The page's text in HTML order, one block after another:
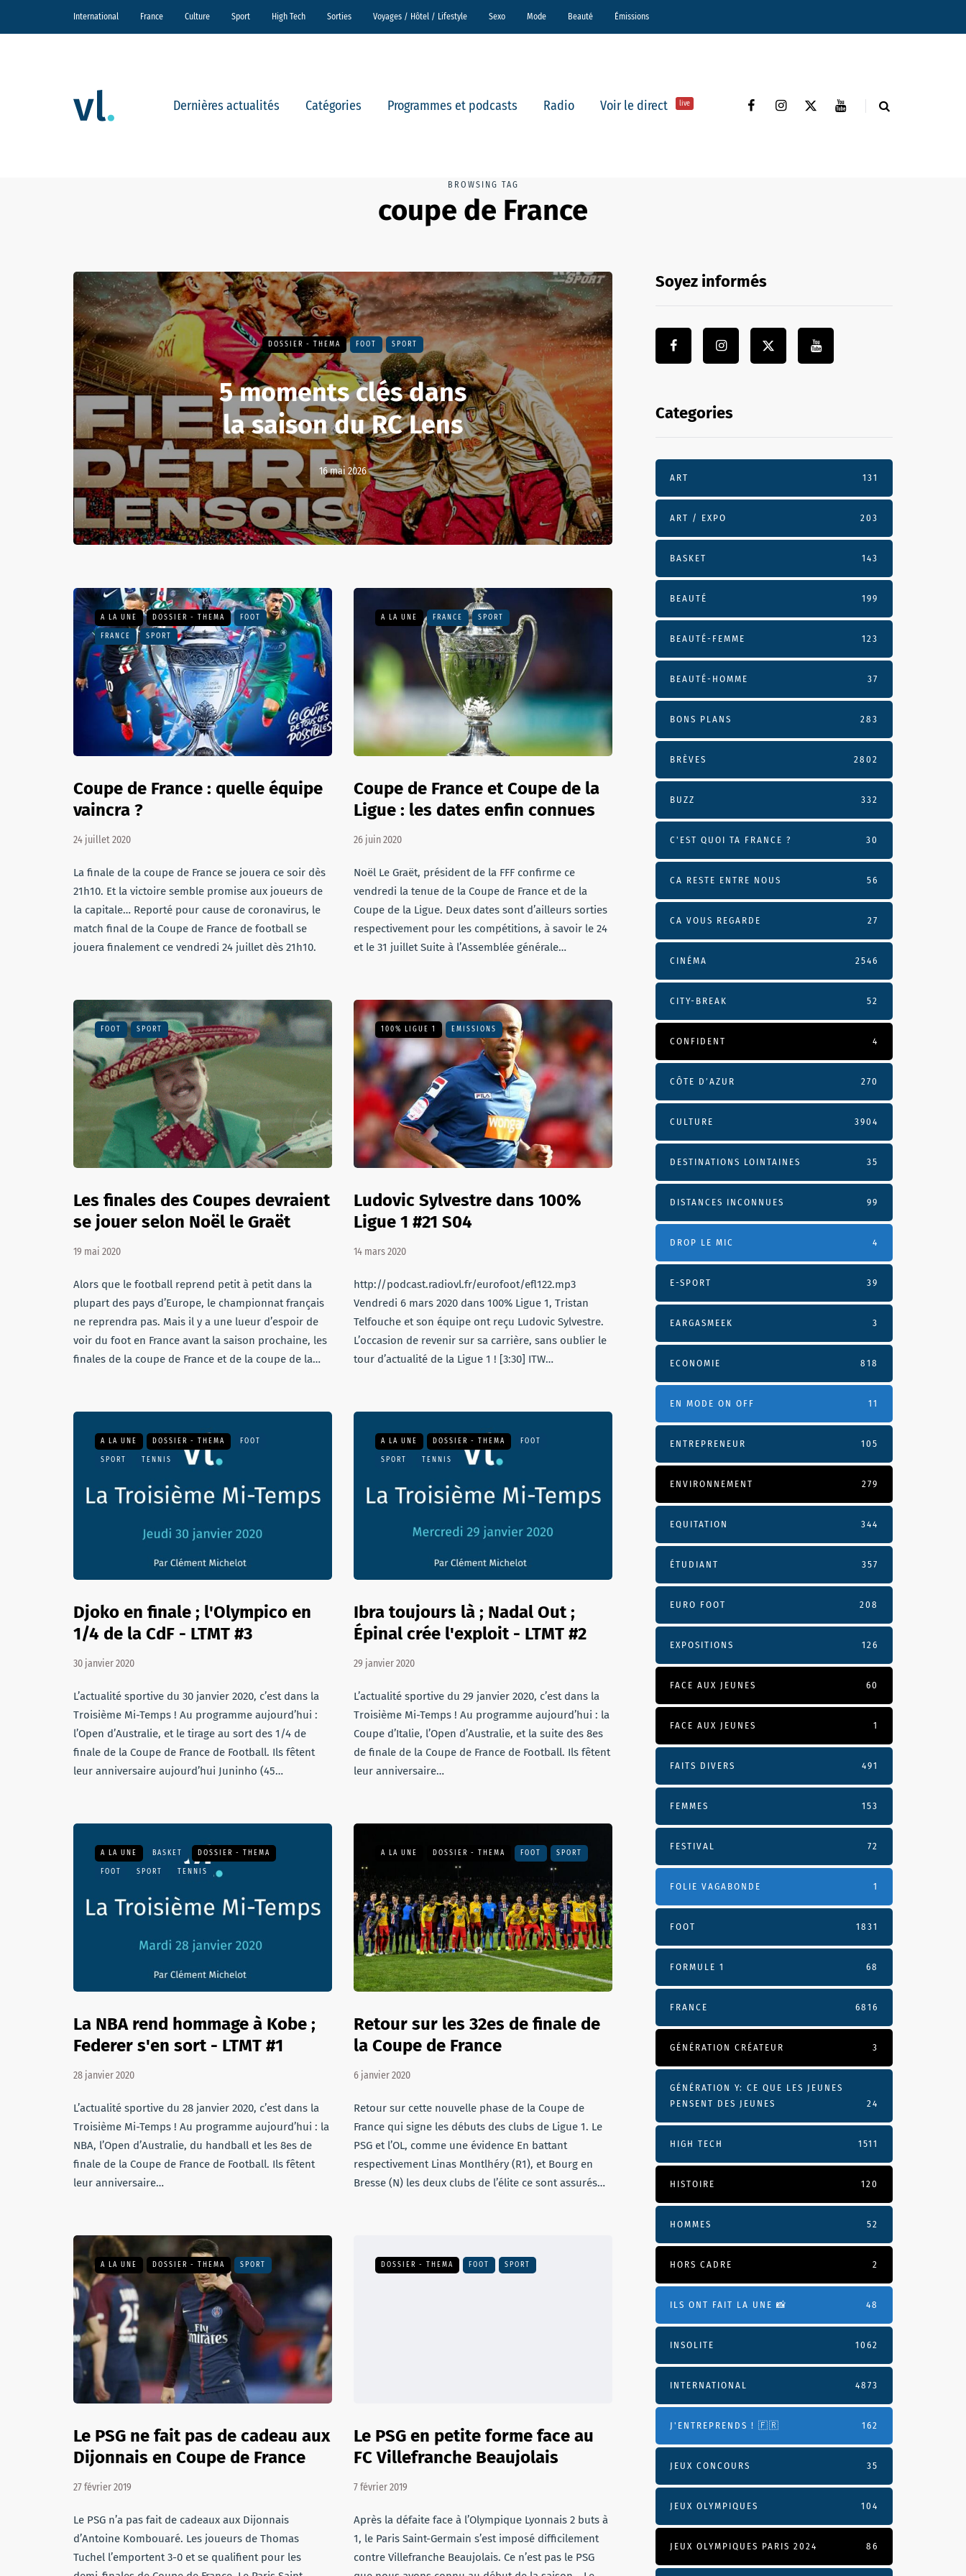
International France Culture Sport High Tech Sorties Voyages / Hôtel / Lifestyle Sexo Mode Beauté Émissions
Dernières actualités Catégories Programmes et podcasts Radio Voir le direct live
BROWSING TAG
coupe de France
DOSSIER - THEMA FOOT SPORT
5 moments clés dans
la saison du RC Lens
16 mai 2026
A LA UNE DOSSIER - THEMA FOOT
FRANCE SPORT
Coupe de France : quelle équipe
vaincra ?
24 juillet 2020
La finale de la coupe de France se jouera ce soir dès
21h10. Et la victoire semble promise aux joueurs de
la capitale… Reporté pour cause de coronavirus, le
match final de la Coupe de France de football se
jouera finalement ce vendredi 24 juillet dès 21h10.
A LA UNE FRANCE SPORT
Coupe de France et Coupe de la
Ligue : les dates enfin connues
26 juin 2020
Noël Le Graët, président de la FFF confirme ce
vendredi la tenue de la Coupe de France et de la
Coupe de la Ligue. Deux dates sont d’ailleurs sorties
respectivement pour les compétitions, à savoir le 24
et le 31 juillet Suite à l’Assemblée générale…
FOOT SPORT
Les finales des Coupes devraient
se jouer selon Noël le Graët
19 mai 2020
Alors que le football reprend petit à petit dans la
plupart des pays d’Europe, le championnat français
ne reprendra pas. Mais il y a une lueur d’espoir de
voir du foot en France avant la saison prochaine, les
finales de la coupe de France et de la coupe de la…
100% LIGUE 1 EMISSIONS
Ludovic Sylvestre dans 100%
Ligue 1 #21 S04
14 mars 2020
http://podcast.radiovl.fr/eurofoot/efl122.mp3
Vendredi 6 mars 2020 dans 100% Ligue 1, Tristan
Telfouche et son équipe ont reçu Ludovic Sylvestre.
L’occasion de revenir sur sa carrière, sans oublier le
tour d’actualité de la Ligue 1 ! [3:30] ITW…
A LA UNE DOSSIER - THEMA FOOT
SPORT TENNIS
Djoko en finale ; l'Olympico en
1/4 de la CdF - LTMT #3
30 janvier 2020
L’actualité sportive du 30 janvier 2020, c’est dans la
Troisième Mi-Temps ! Au programme aujourd’hui :
l’Open d’Australie, et le tirage au sort des 1/4 de
finale de la Coupe de France de Football. Ils fêtent
leur anniversaire aujourd’hui Juninho (45…
A LA UNE DOSSIER - THEMA FOOT
SPORT TENNIS
Ibra toujours là ; Nadal Out ;
Épinal crée l'exploit - LTMT #2
29 janvier 2020
L’actualité sportive du 29 janvier 2020, c’est dans la
Troisième Mi-Temps ! Au programme aujourd’hui : la
Coupe d’Italie, l’Open d’Australie, et la suite des 8es
de finale de la Coupe de France de Football. Ils fêtent
leur anniversaire…
A LA UNE BASKET DOSSIER - THEMA
FOOT SPORT TENNIS
La NBA rend hommage à Kobe ;
Federer s'en sort - LTMT #1
28 janvier 2020
L’actualité sportive du 28 janvier 2020, c’est dans la
Troisième Mi-Temps ! Au programme aujourd’hui : la
NBA, l’Open d’Australie, du handball et les 8es de
finale de la Coupe de France de Football. Ils fêtent
leur anniversaire…
A LA UNE DOSSIER - THEMA FOOT SPORT
Retour sur les 32es de finale de
la Coupe de France
6 janvier 2020
Retour sur cette nouvelle phase de la Coupe de
France qui signe les débuts des clubs de Ligue 1. Le
PSG et l’OL, comme une évidence En battant
respectivement Linas Montlhéry (R1), et Bourg en
Bresse (N) les deux clubs de l’élite ce sont assurés…
A LA UNE DOSSIER - THEMA SPORT
Le PSG ne fait pas de cadeau aux
Dijonnais en Coupe de France
27 février 2019
Le PSG n’a pas fait de cadeaux aux Dijonnais
d’Antoine Kombouaré. Les joueurs de Thomas
Tuchel l’emportent 3-0 et se qualifient pour les
DOSSIER - THEMA FOOT SPORT
Le PSG en petite forme face au
FC Villefranche Beaujolais
7 février 2019
Après la défaite face à l’Olympique Lyonnais 2 buts à
1, le Paris Saint-Germain s’est imposé difficilement
contre Villefranche Beaujolais. Ce n’est pas le PSG
Soyez informés
Categories
ART 131
ART / EXPO 203
BASKET 143
BEAUTÉ 199
BEAUTÉ-FEMME 123
BEAUTÉ-HOMME 37
BONS PLANS 283
BRÈVES 2802
BUZZ 332
C'EST QUOI TA FRANCE ? 30
CA RESTE ENTRE NOUS 56
CA VOUS REGARDE 27
CINÉMA 2546
CITY-BREAK 52
CONFIDENT 4
CÔTE D’AZUR 270
CULTURE 3904
DESTINATIONS LOINTAINES 35
DISTANCES INCONNUES 99
DROP LE MIC 4
E-SPORT 39
EARGASMEEK 3
ECONOMIE 818
EN MODE ON OFF 11
ENTREPRENEUR 105
ENVIRONNEMENT 279
EQUITATION 344
ÉTUDIANT 357
EURO FOOT 208
EXPOSITIONS 126
FACE AUX JEUNES 60
FACE AUX JEUNES 1
FAITS DIVERS 491
FEMMES 153
FESTIVAL 72
FOLIE VAGABONDE 1
FOOT 1831
FORMULE 1 68
FRANCE 6816
GÉNÉRATION CRÉATEUR 3
GÉNÉRATION Y: CE QUE LES JEUNES
PENSENT DES JEUNES
24
HIGH TECH 1511
HISTOIRE 120
HOMMES 52
HORS CADRE 2
ILS ONT FAIT LA UNE 📸 48
INSOLITE 1062
INTERNATIONAL 4873
J'ENTREPRENDS ! 🇫🇷 162
JEUX CONCOURS 35
JEUX OLYMPIQUES 104
JEUX OLYMPIQUES PARIS 2024 86